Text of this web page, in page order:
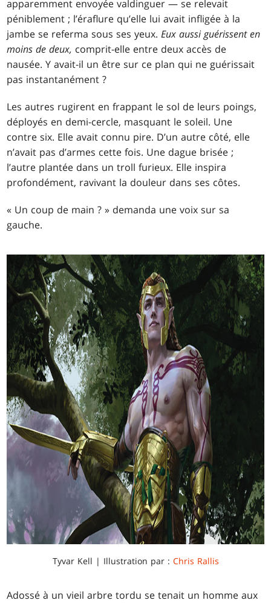
apparemment envoyée valdinguer — se relevait
péniblement ; l’éraflure qu’elle lui avait infligée à la
jambe se referma sous ses yeux.Eux aussi guérissent en
moins de deux, comprit-elle entre deux accès de
nausée. Y avait-il un être sur ce plan qui ne guérissait
pas instantanément ?
Les autres rugirent en frappant le sol de leurs poings,
déployés en demi-cercle, masquant le soleil. Une
contre six. Elle avait connu pire. D’un autre côté, elle
n’avait pas d’armes cette fois. Une dague brisée ;
l’autre plantée dans un troll furieux. Elle inspira
profondément, ravivant la douleur dans ses côtes.
« Un coup de main ? » demanda une voix sur sa
gauche.
Tyvar Kell | Illustration par : Chris Rallis
Adossé à un vieil arbre tordu se tenait un homme aux